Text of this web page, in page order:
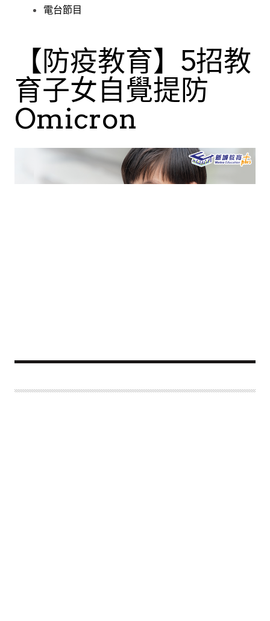
電台節目
【防疫教育】5招教
育子女自覺提防
Omicron